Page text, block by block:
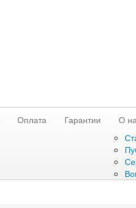
Оплата Гарантии
О